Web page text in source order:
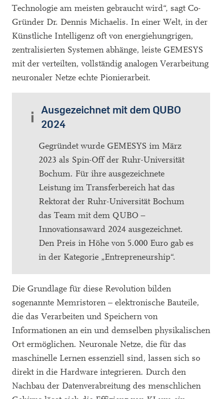
Technologie am meisten gebraucht wird“, sagt Co-
Gründer Dr. Dennis Michaelis. In einer Welt, in der
Künstliche Intelligenz oft von energiehungrigen,
zentralisierten Systemen abhänge, leiste GEMESYS
mit der verteilten, vollständig analogen Verarbeitung
neuronaler Netze echte Pionierarbeit.
Ausgezeichnet mit dem QUBO
2024
Gegründet wurde GEMESYS im März
2023 als Spin-Off der Ruhr-Universität
Bochum. Für ihre ausgezeichnete
Leistung im Transferbereich hat das
Rektorat der Ruhr-Universität Bochum
das Team mit dem QUBO –
Innovationsaward 2024 ausgezeichnet.
Den Preis in Höhe von 5.000 Euro gab es
in der Kategorie „Entrepreneurship“.
Die Grundlage für diese Revolution bilden
sogenannte Memristoren – elektronische Bauteile,
die das Verarbeiten und Speichern von
Informationen an ein und demselben physikalischen
Ort ermöglichen. Neuronale Netze, die für das
maschinelle Lernen essenziell sind, lassen sich so
direkt in die Hardware integrieren. Durch den
Nachbau der Datenverabreitung des menschlichen